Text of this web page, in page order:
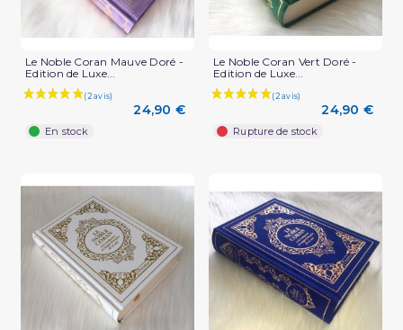
Le Noble Coran Mauve Doré -
Edition de Luxe...
24,90 €
En stock
Le Noble Coran Vert Doré -
Edition de Luxe...
24,90 €
Rupture de stock